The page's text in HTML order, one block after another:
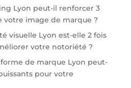
Lyon peut-il renforcer 3
votre image de marque ?
visuelle Lyon est-elle 2 fois
votre notoriété ?
de marque Lyon peut-
pour votre